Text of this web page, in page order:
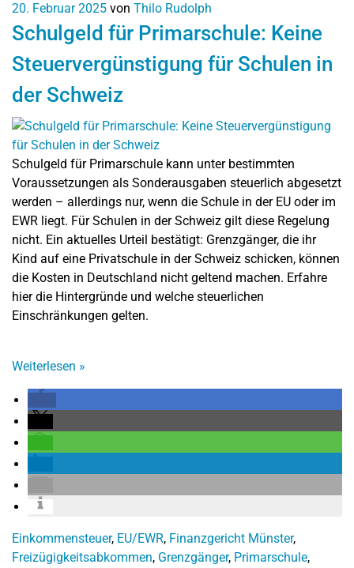
20. Februar 2025 von Thilo Rudolph
Schulgeld für Primarschule: Keine
Steuervergünstigung für Schulen in
der Schweiz
Schulgeld für Primarschule kann unter bestimmten
Voraussetzungen als Sonderausgaben steuerlich abgesetzt
werden – allerdings nur, wenn die Schule in der EU oder im
EWR liegt. Für Schulen in der Schweiz gilt diese Regelung
nicht. Ein aktuelles Urteil bestätigt: Grenzgänger, die ihr
Kind auf eine Privatschule in der Schweiz schicken, können
die Kosten in Deutschland nicht geltend machen. Erfahre
hier die Hintergründe und welche steuerlichen
Einschränkungen gelten.
Weiterlesen »
Einkommensteuer, EU/EWR, Finanzgericht Münster,
Freizügigkeitsabkommen, Grenzgänger, Primarschule,